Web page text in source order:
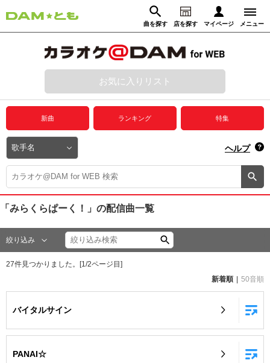
曲を探す 店を探す マイページ メニュー
動画からさがす 録音からさがす
ログイン
プレミアムサービス
DAM★とも動画
DAM★とも録音
カラオケ＠DAM
ユーザー検索
DAMの新曲・ランキングなど
お気に入りリスト
新曲 ランキング 特集
ヘルプ
「みらくらぱーく！」 の配信曲一覧
絞り込み
27件見つかりました。[1 /2ページ目]
新着順
50音順
バイタルサイン
PANAI☆